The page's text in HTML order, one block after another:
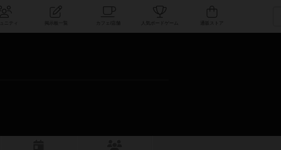
コミュニティ 人気ボードゲーム